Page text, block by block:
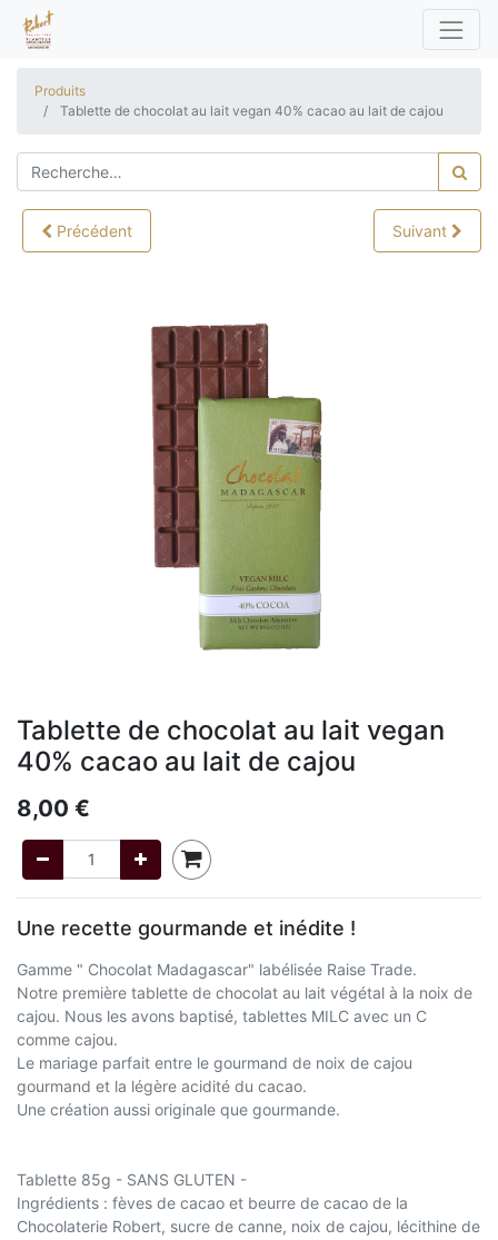
Produits
Tablette de chocolat au lait vegan 40% cacao au lait de cajou
Précédent Suivant
Tablette de chocolat au lait vegan
40% cacao au lait de cajou
8,00 €
Une recette gourmande et inédite !
Gamme " Chocolat Madagascar" labélisée Raise Trade.
Notre première tablette de chocolat au lait végétal à la noix de
cajou. Nous les avons baptisé, tablettes MILC avec un C
comme cajou.
Le mariage parfait entre le gourmand de noix de cajou
gourmand et la légère acidité du cacao.
Une création aussi originale que gourmande.
Tablette 85g - SANS GLUTEN -
Ingrédients : fèves de cacao et beurre de cacao de la
Chocolaterie Robert, sucre de canne, noix de cajou, lécithine de